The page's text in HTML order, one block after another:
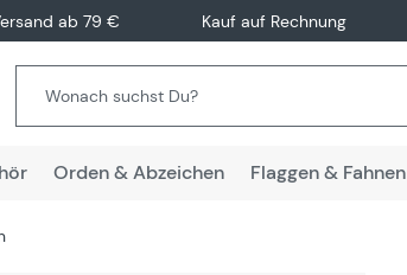
ab 79 € Kauf auf Rechnung
Orden & Abzeichen Flaggen & Fahnen